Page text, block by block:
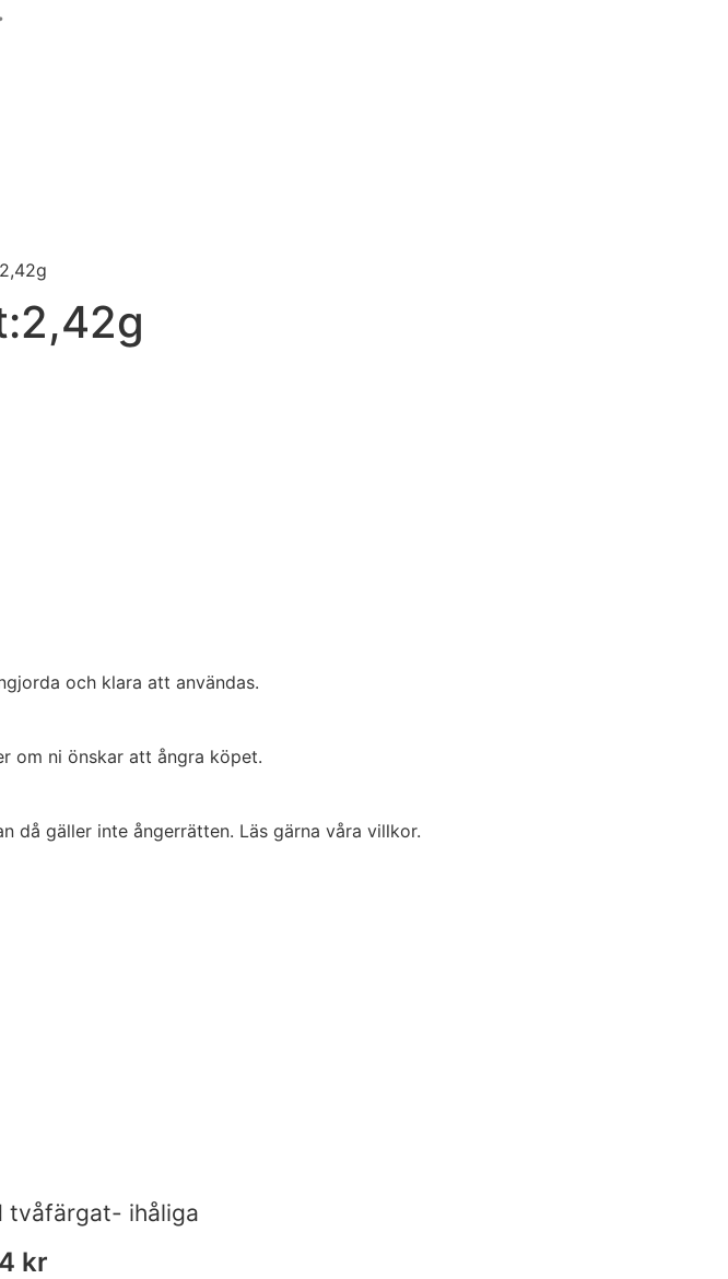
och klara att användas.
om ni önskar att ångra köpet.
då gäller inte ångerrätten. Läs gärna våra villkor.
tvåfärgat- ihåliga
kr